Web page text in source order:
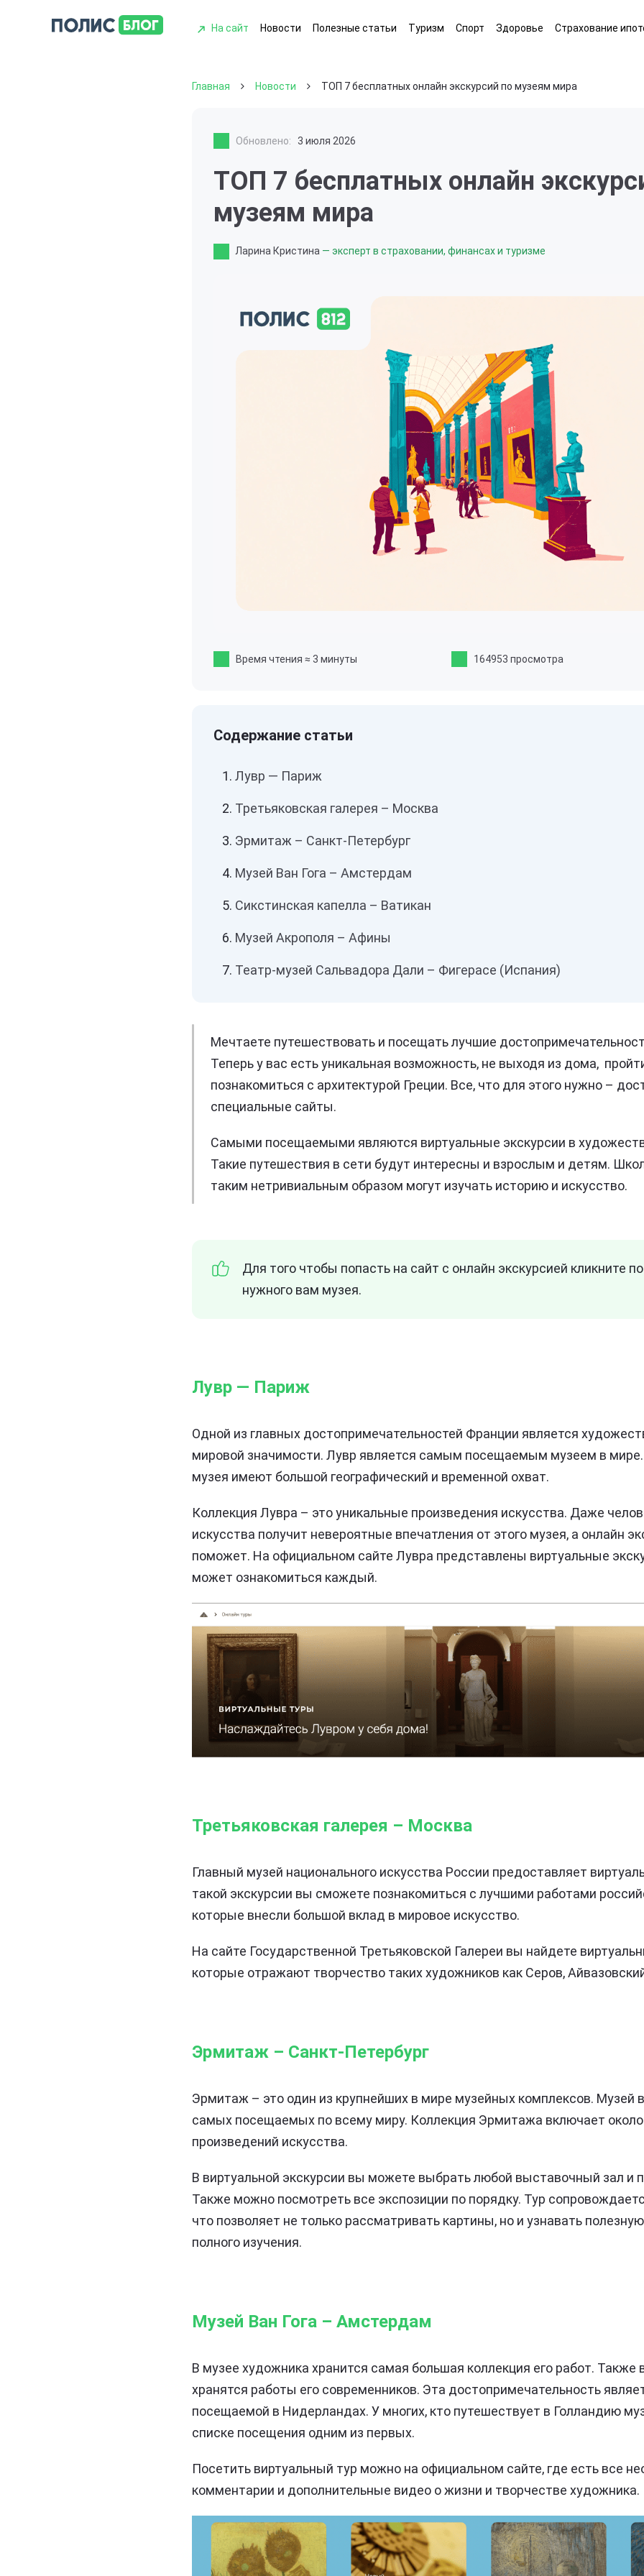
На сайт Новости Полезные статьи Туризм Спорт Здоровье Страхование
Главная Новости ТОП 7 бесплатных онлайн экскурсий по музеям мира
Обновлено: 3 июля 2026
ТОП 7 бесплатных онлайн
музеям мира
Ларина Кристина — эксперт в страховании, финансах и туризме
Время чтения ≈ 3 минуты 164953 просмотра
Лувр — Париж
Третьяковская галерея – Москва
Эрмитаж – Санкт-Петербург
Музей Ван Гога – Амстердам
Сикстинская капелла – Ватикан
Музей Акрополя – Афины
Театр-музей Сальвадора Дали – Фигерасе (Испания)
Мечтаете путешествовать и посещать лучшие
Теперь у вас есть уникальная возможность, не выходя из дома,
познакомиться с архитектурой Греции. Все, что для этого нужно –
специальные сайты.
Самыми посещаемыми являются виртуальные экскурсии в
Такие путешествия в сети будут интересны и взрослым и детям.
таким нетривиальным образом могут изучать историю и искусство.
Для того чтобы попасть на сайт с онлайн экскурсией кликните
нужного вам музея.
Лувр — Париж
Одной из главных достопримечательностей Франции является
мировой значимости. Лувр является самым посещаемым музеем в мире.
музея имеют большой географический и временной охват.
Коллекция Лувра – это уникальные произведения искусства. Даже
искусства получит невероятные впечатления от этого музея, а онлайн
поможет. На официальном сайте Лувра представлены виртуальные
может ознакомиться каждый.
Третьяковская галерея – Москва
Главный музей национального искусства России предоставляет
такой экскурсии вы сможете познакомиться с лучшими работами
которые внесли большой вклад в мировое искусство.
На сайте Государственной Третьяковской Галереи вы найдете
которые отражают творчество таких художников как Серов,
Эрмитаж – Санкт-Петербург
Эрмитаж – это один из крупнейших в мире музейных комплексов. Музей
самых посещаемых по всему миру. Коллекция Эрмитажа включает
произведений искусства.
В виртуальной экскурсии вы можете выбрать любой выставочный зал и
Также можно посмотреть все экспозиции по порядку. Тур
что позволяет не только рассматривать картины, но и узнавать
полного изучения.
Музей Ван Гога – Амстердам
В музее художника хранится самая большая коллекция его работ. Также
хранятся работы его современников. Эта достопримечательность
посещаемой в Нидерландах. У многих, кто путешествует в Голландию
списке посещения одним из первых.
Посетить виртуальный тур можно на официальном сайте, где есть все
комментарии и дополнительные видео о жизни и творчестве художника.